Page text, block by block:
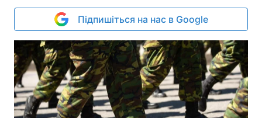
Підпишіться на нас в Google